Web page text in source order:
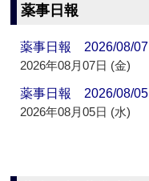
薬事日報
薬事日報 2026/08/07
2026年08月07日 (金)
薬事日報 2026/08/05
2026年08月05日 (水)